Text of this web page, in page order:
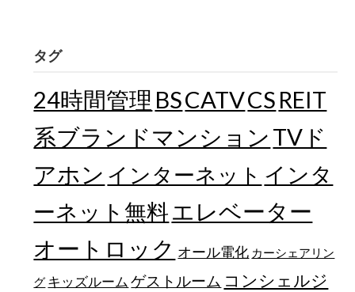
タグ
24時間管理 BSCATVCS REIT
系ブランドマンション TVド
アホン インターネット インタ
ーネット無料エレベーター
オートロック オール電化 カーシェアリン
グ キッズルーム ゲストルーム コンシェルジ